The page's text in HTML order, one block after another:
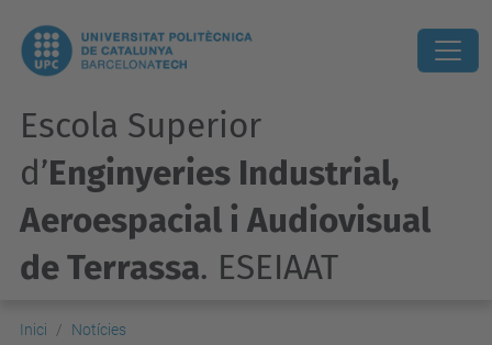
Escola Superior
d’Enginyeries Industrial,
Aeroespacial i Audiovisual
de Terrassa. ESEIAAT
Inici
Notícies